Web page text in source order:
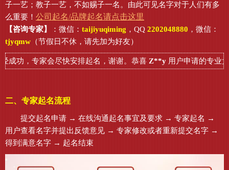
子一艺；教子一艺，不如赐子一名。由此可见名字对于人们有多
么重要！ 公司起名/品牌起名请点击这里
【咨询专家】 ：微信： taijiyuqiming ，QQ 2202048880 ，微信：
tjyqmw （节假日不休，请先加为好友）
功，专家会尽快安排起名，谢谢。恭喜Z**y用户申请的专业大
二、专家起名流程
提交起名申请 → 在线沟通起名事宜及要求 → 专家起名 →
用户查看名字并提出反馈意见 → 专家修改或者重新提交名字 →
得到满意名字 → 起名结束